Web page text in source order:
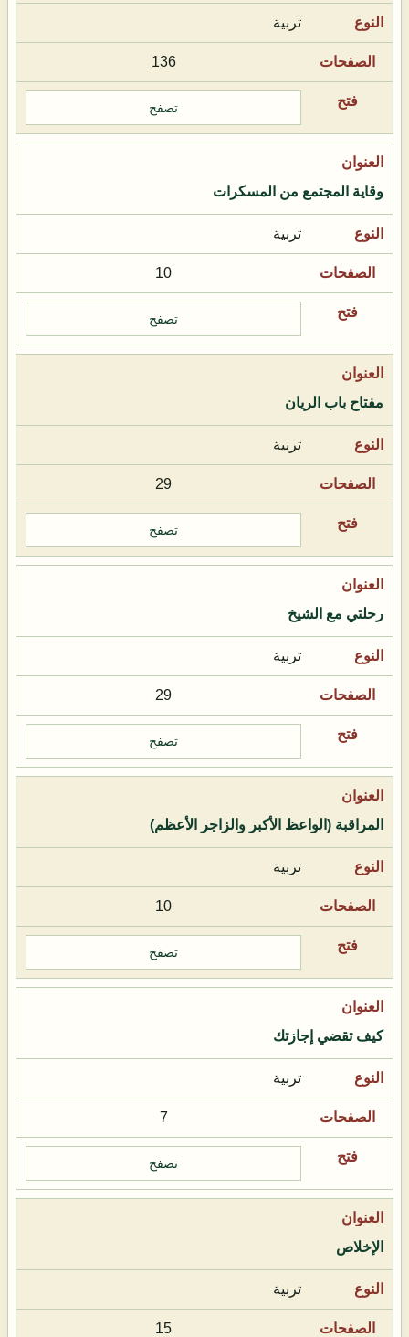
تربية
136
تصفح
وقاية المجتمع من المسكرات
تربية
10
تصفح
مفتاح باب الريان
تربية
29
تصفح
رحلتي مع الشيخ
تربية
29
تصفح
المراقبة (الواعظ الأكبر والزاجر الأعظم)
تربية
10
تصفح
كيف تقضي إجازتك
تربية
7
تصفح
الإخلاص
تربية
15